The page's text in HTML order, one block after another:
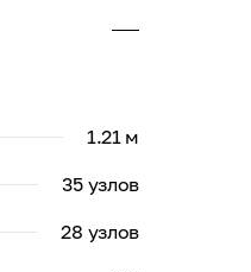
1.21 м
35 узлов
28 узлов